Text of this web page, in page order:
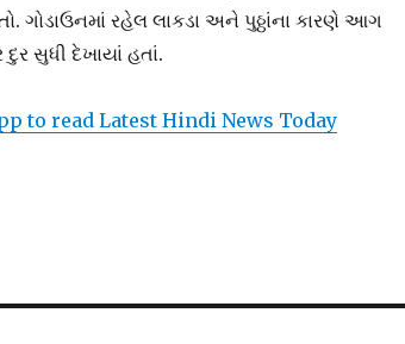
ગોડાઉનમાં રહેલ લાકડા અને પુઠ્ઠાંના કારણે આગ
દુર સુધી દેખાયાં હતાં.
to read Latest Hindi News Today